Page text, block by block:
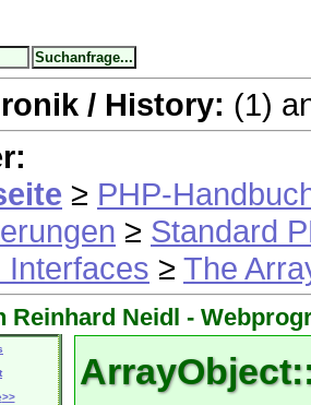
/ History: (1)
≥ PHP-
≥ Standard
Interfaces ≥ The
Reinhard Neidl -
>>